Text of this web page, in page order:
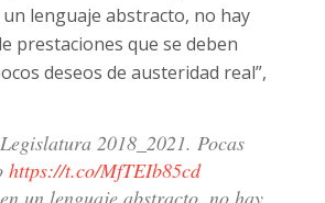
lenguaje abstracto, no hay
prestaciones que se deben
deseos de austeridad real”,
2018_2021. Pocas
https://t.co/MfTEIb85cd
un lenguaje abstracto, no hay